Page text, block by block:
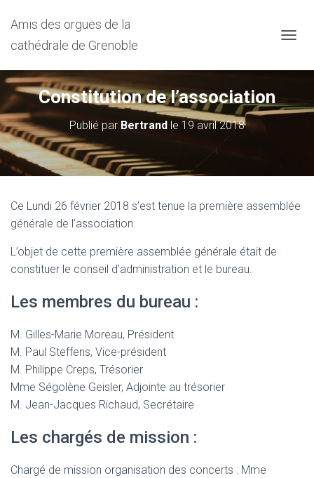
Amis des orgues de la
cathédrale de Grenoble
P
E
A
I
Constitution de l’association
Publié par Bertrand le 19 avril 2018
Ce Lundi 26 février 2018 s’est tenue la première assemblée
générale de l’association.
L’objet de cette première assemblée générale était de
constituer le conseil d’administration et le bureau.
Les membres du bureau :
M. Gilles-Marie Moreau, Président
M. Paul Steffens, Vice-président
M. Philippe Creps, Trésorier
Mme Ségolène Geisler, Adjointe au trésorier
M. Jean-Jacques Richaud, Secrétaire
Les chargés de mission :
Chargé de mission organisation des concerts : Mme